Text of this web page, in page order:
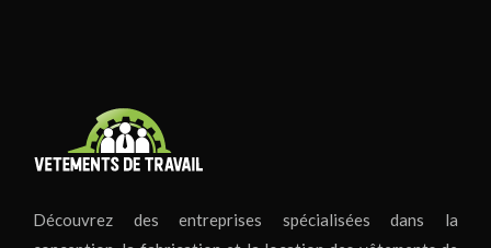
Découvrez des entreprises spécialisées dans la